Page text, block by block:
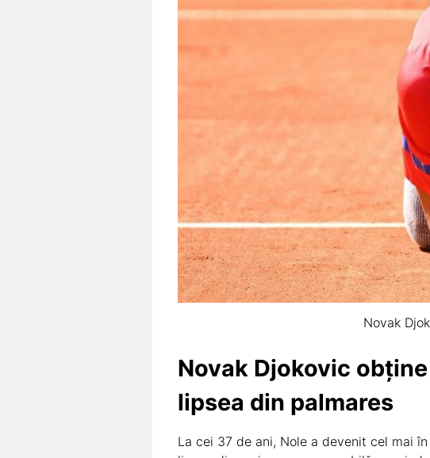
Novak
Novak Djokovic
lipsea din palmares
La cei 37 de ani, Nole a devenit cel mai